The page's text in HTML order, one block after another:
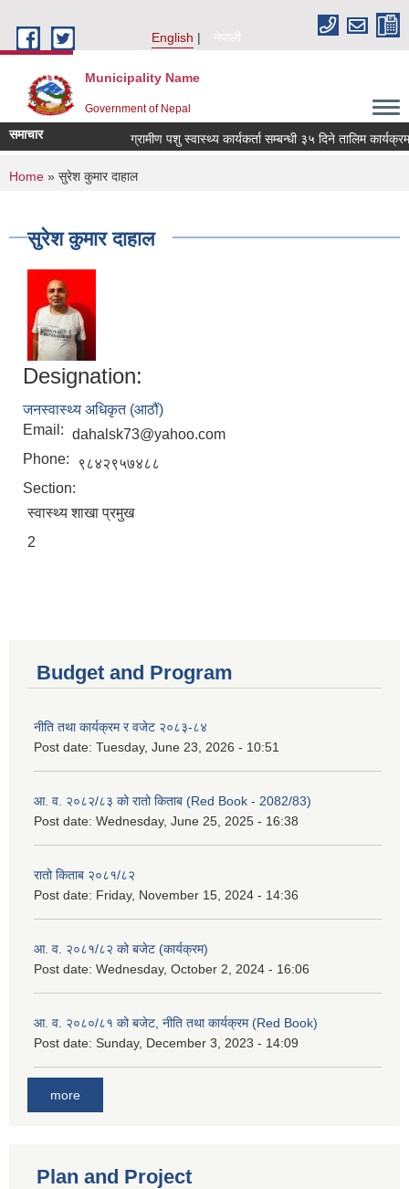
English
नेपाली
Municipality Name
Government of Nepal
समाचार ग्रामीण पशु स्वास्थ्य कार्यकर्ता सम्बन्धी ३५ दिने तालिम
You are here
Home » सुरेश कुमार दाहाल
सुरेश कुमार दाहाल
Designation:
जनस्वास्थ्य अधिकृत (आठौं)
Email: dahalsk73@yahoo.com
Phone:
९८४२९५७४८८
Section:
स्वास्थ्य शाखा प्रमुख
2
Budget and Program
नीति तथा कार्यक्रम र वजेट २०८३-८४
Post date: Tuesday, June 23, 2026 - 10:51
आ. व. २०८२/८३ को रातो किताब (Red Book - 2082/83)
Post date: Wednesday, June 25, 2025 - 16:38
रातो किताब २०८१/८२
Post date: Friday, November 15, 2024 - 14:36
आ. व. २०८१/८२ को बजेट (कार्यक्रम)
Post date: Wednesday, October 2, 2024 - 16:06
आ. व. २०८०/८१ को बजेट, नीति तथा कार्यक्रम (Red Book)
Post date: Sunday, December 3, 2023 - 14:09
more
Plan and Project